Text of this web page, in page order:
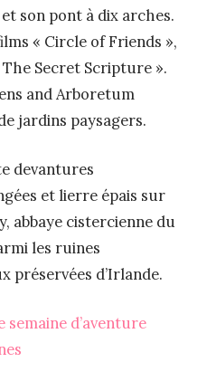
son pont à dix arches.
« Circle of Friends »,
The Secret Scripture ».
and Arboretum
jardins paysagers.
devantures
et lierre épais sur
abbaye cistercienne du
les ruines
préservées d’Irlande.
semaine d’aventure